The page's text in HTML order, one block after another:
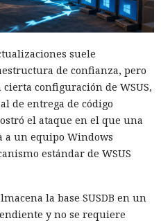
suele
de confianza, pero
configuración de WSUS,
de entrega de código
el ataque en el que una
a un equipo Windows
estándar de WSUS
la base SUSDB en un
y no se requiere